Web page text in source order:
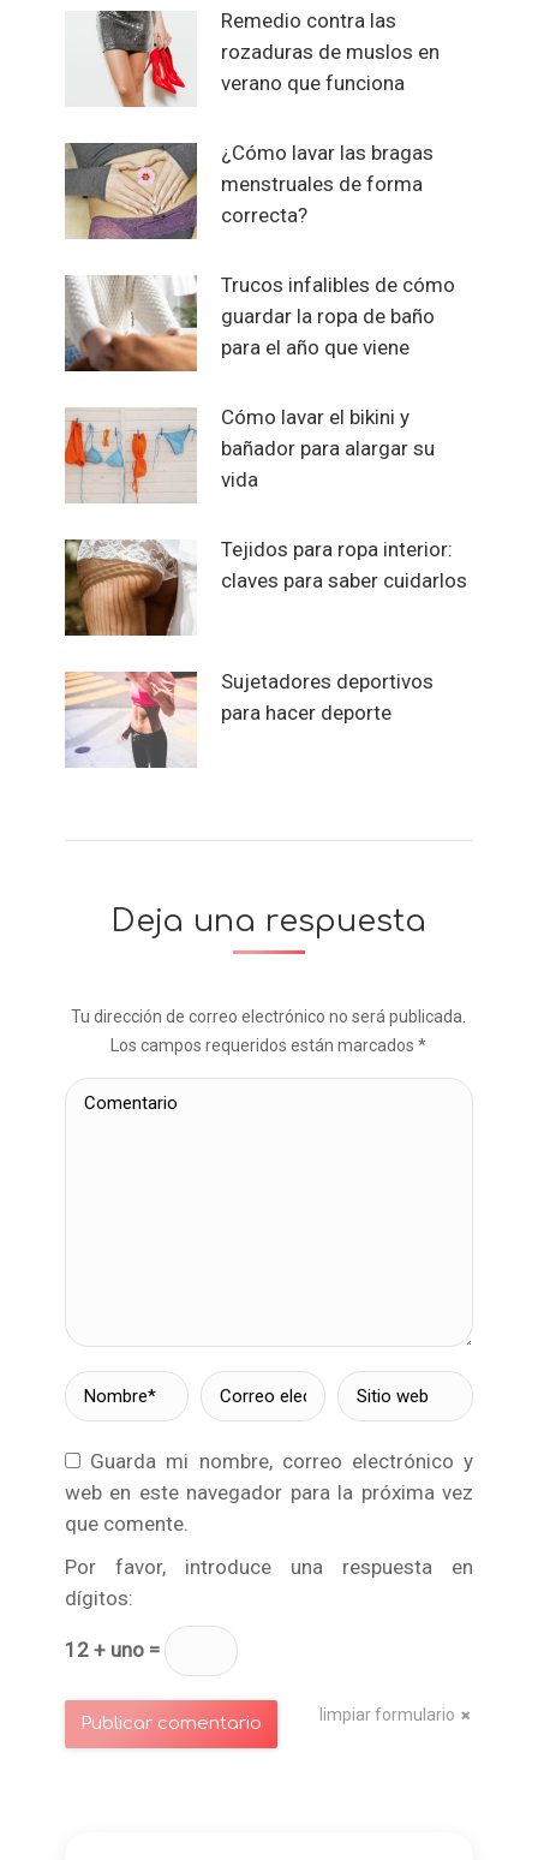
Remedio contra las
rozaduras de muslos en
verano que funciona
¿Cómo lavar las bragas
menstruales de forma
correcta?
Trucos infalibles de cómo
guardar la ropa de baño
para el año que viene
Cómo lavar el bikini y
bañador para alargar su
vida
Tejidos para ropa interior:
claves para saber cuidarlos
Sujetadores deportivos
para hacer deporte
Deja una respuesta
Tu dirección de correo electrónico no será publicada.
Los campos requeridos están marcados*
Comentario
Nombre *
Correo
electrónico *
Sitio web
Guarda mi nombre, correo electrónico y
web en este navegador para la próxima vez
que comente.
Por favor, introduce una respuesta en
dígitos:
12 + uno =
limpiar formulario
Publicar comentario